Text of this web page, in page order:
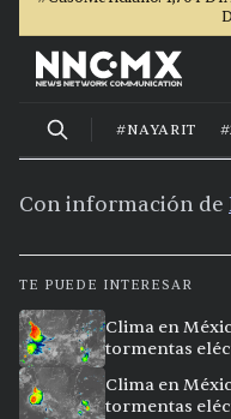
Con información de
TE PUEDE INTERESAR
Clima en
tormentas
Clima en
tormentas